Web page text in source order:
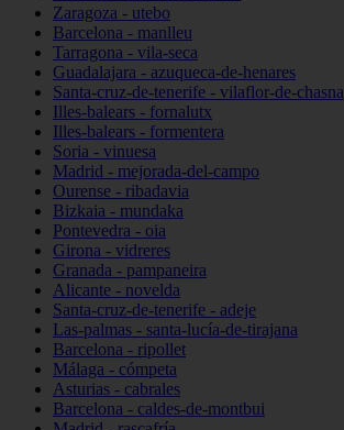
Zaragoza - utebo
Barcelona - manlleu
Tarragona - vila-seca
Guadalajara - azuqueca-de-henares
Santa-cruz-de-tenerife - vilaflor-de-chasna
Illes-balears - fornalutx
Illes-balears - formentera
Soria - vinuesa
Madrid - mejorada-del-campo
Ourense - ribadavia
Bizkaia - mundaka
Pontevedra - oia
Girona - vidreres
Granada - pampaneira
Alicante - novelda
Santa-cruz-de-tenerife - adeje
Las-palmas - santa-lucía-de-tirajana
Barcelona - ripollet
Málaga - cómpeta
Asturias - cabrales
Barcelona - caldes-de-montbui